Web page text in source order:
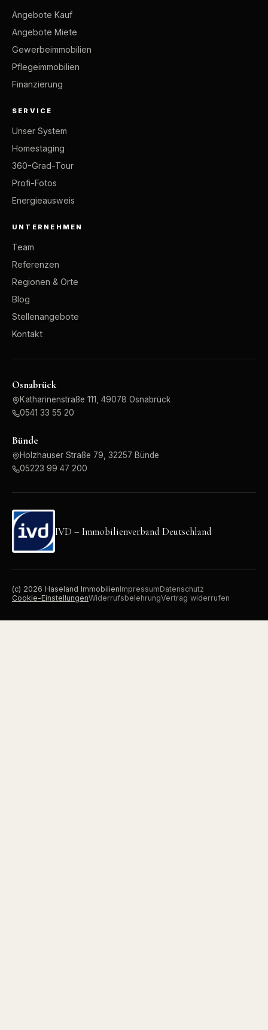
Angebote Kauf
Angebote Miete
Gewerbeimmobilien
Pflegeimmobilien
Finanzierung
SERVICE
Unser System
Homestaging
360-Grad-Tour
Profi-Fotos
Energieausweis
UNTERNEHMEN
Team
Referenzen
Regionen & Orte
Blog
Stellenangebote
Kontakt
Osnabrück
Katharinenstraße 111, 49078 Osnabrück
0541 33 55 20
Bünde
Holzhauser Straße 79, 32257 Bünde
05223 99 47 200
IVD – Immobilienverband Deutschland
(c) 2026 Haseland ImmobilienImpressumDatenschutz
Cookie-EinstellungenWiderrufsbelehrungVertrag widerrufen